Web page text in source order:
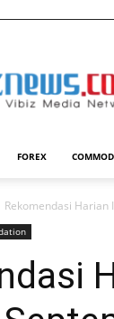
FOREX
Rekomendasi Harian